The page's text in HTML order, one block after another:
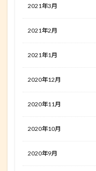
2021年3月
2021年2月
2021年1月
2020年12月
2020年11月
2020年10月
2020年9月